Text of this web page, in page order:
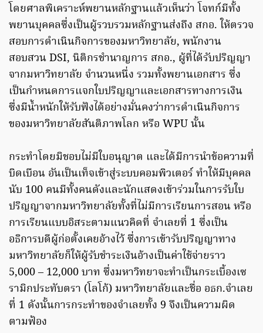
โดยศาลพิเคราะห์พยานหลักฐานแล้วเห็นว่า โจทก์มีทั้ง
พยานบุคคลซึ่งเป็นผู้รวบรวมหลักฐานส่งถึง สกอ. ให้ตรวจ
สอบการดำเนินกิจการของมหาวิทยาลัย, พนักงาน
สอบสวน DSI, นิติกรชำนาญการ สกอ., ผู้ที่ได้รับปริญญา
จากมหาวิทยาลัย จำนวนหนึ่ง รวมทั้งพยานเอกสาร ซึ่ง
เป็นกำหนดการแจกใบปริญญาและเอกสารทางการเงิน
ซึ่งมีน้ำหนักให้รับฟังได้อย่างมั่นคงว่าการดำเนินกิจการ
ของมหาวิทยาลัยสันติภาพโลก หรือ WPU นั้น
กระทำโดยมิชอบไม่มีใบอนุญาต และได้มีการนำข้อความที่
บิดเบือน อันเป็นเท็จเข้าสู่ระบบคอมพิวเตอร์ ทำให้มีบุคคล
นับ 100 คนมีทั้งคนดังและนักแสดงเข้าร่วมในการรับใบ
ปริญญาจากมหาวิทยาลัยทั้งที่ไม่มีการเรียนการสอน หรือ
การเรียนแบบอิสระตามแนวคิดที่ จำเลยที่ 1 ซึ่งเป็น
อธิการบดีผู้ก่อตั้งเคยอ้างไว้ ซึ่งการเข้ารับปริญญาทาง
มหาวิทยาลัยก็ให้ผู้รับชำระเงินอ้างเป็นค่าใช้จ่ายราว
5,000 – 12,000 บาท ซึ่งมหาวิทยาจะทำเป็นกระเบื้องเซ
รามิกประทับตรา (โลโก้) มหาวิทยาลัยและชื่อ อธก.จำเลย
ที่ 1 ดังนั้นการกระทำของจำเลยทั้ง 9 จึงเป็นความผิด
ตามฟ้อง